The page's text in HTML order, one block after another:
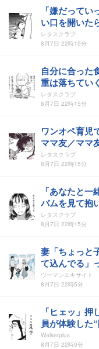
「嫌だって
い口を開いた
レタスクラブ
8月7日 22時15分
自分に合った
重は落ちてい
レタスクラブ
8月7日 22時15分
ワンオペ育児
ママ友／ママ
レタスクラブ
8月7日 22時15分
「あなたと
バムを見て抱
せん（17）
レタスクラブ
8月7日 22時15分
妻「ちょっと
て込んでる」
にノータッチ
理由
ウーマンエキサイト
8月7日 22時5分
「ヒェッ」
員が体験した
に聞く】
Walkerplus
8月7日 22時0分